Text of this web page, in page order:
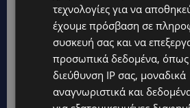
ΓΕΝΕΘΛΙΟΣ ΗΜΕΡΑ: Η ηλικία
Οι άνθρωποι και οι στιγμές
ιστορία
STORIES
ΕΛΕΝΑ ΑΝΤΩΝΙΑΔΟΥ: Αγώνας
μητέρα τριών παιδιών –
τεχνολογίες για να
έχουμε πρόσβαση σε
συσκευή σας και να
προσωπικά δεδομένα, όπως
διεύθυνση IP σας, μοναδικά
αναγνωριστικά και